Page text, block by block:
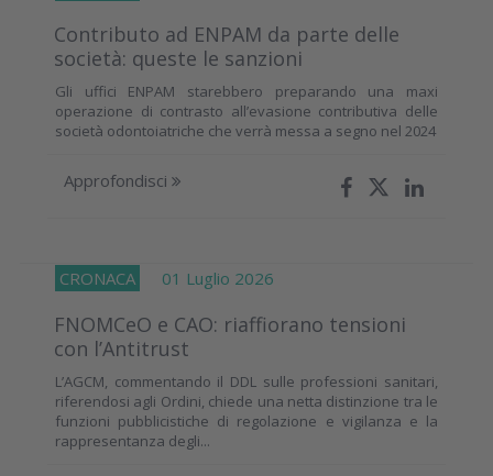
Contributo ad ENPAM da parte delle
società: queste le sanzioni
Gli uffici ENPAM starebbero preparando una maxi
operazione di contrasto all’evasione contributiva delle
società odontoiatriche che verrà messa a segno nel 2024
Approfondisci
CRONACA 01 Luglio 2026
FNOMCeO e CAO: riaffiorano tensioni
con l’Antitrust
L’AGCM, commentando il DDL sulle professioni sanitari,
riferendosi agli Ordini, chiede una netta distinzione tra le
funzioni pubblicistiche di regolazione e vigilanza e la
rappresentanza degli...